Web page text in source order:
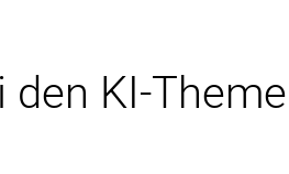
den KI-